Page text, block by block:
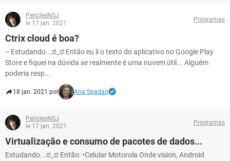
PericlesNSJ
le 17 jan. 2021
Programas
Ctrix cloud é boa?
-- Estudando...ಠ_ಠ Então eu li o texto do aplicativo no Google Play
Store e fiquei na dúvida se realmente é uma nuvem útil... Alguém
poderia resp...
18 jan. 2021 por Ana Spadari
PericlesNSJ
le 17 jan. 2021
Programas
Virtualização e consumo de pacotes de dados...
Estudando...ಠ_ಠ Então: •Celular Motorola Onde vision, Android